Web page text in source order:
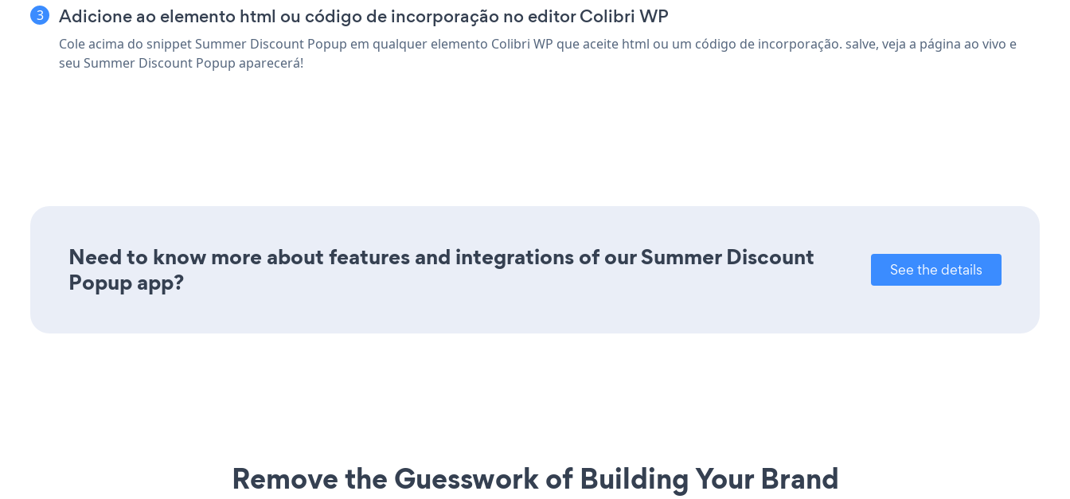
Adicione ao elemento html ou código de incorporação no editor Colibri WP
Cole acima do snippet Summer Discount Popup em qualquer elemento Colibri WP que aceite html ou um código de incorporação. salve, veja a página ao vivo e
seu Summer Discount Popup aparecerá!
Need to know more about features and integrations of our Summer Discount
Popup app?
See the details
Remove the Guesswork of Building Your Brand